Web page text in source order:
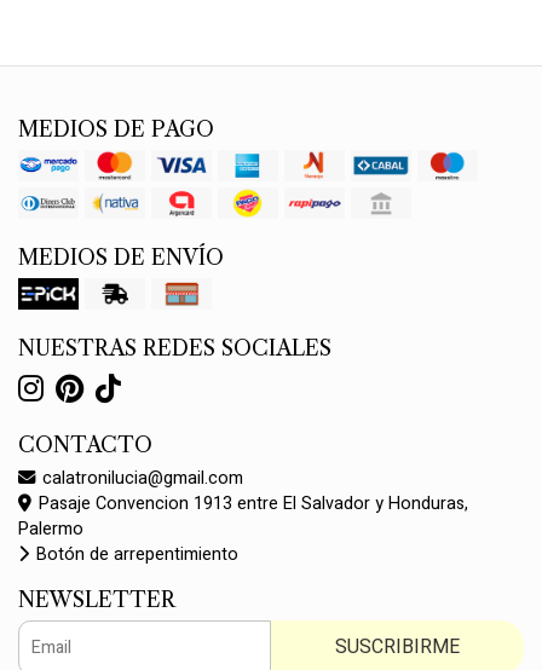
MEDIOS DE PAGO
MEDIOS DE ENVÍO
NUESTRAS REDES SOCIALES
CONTACTO
calatronilucia@gmail.com
Pasaje Convencion 1913 entre El Salvador y Honduras,
Palermo
Botón de arrepentimiento
NEWSLETTER
SUSCRIBIRME